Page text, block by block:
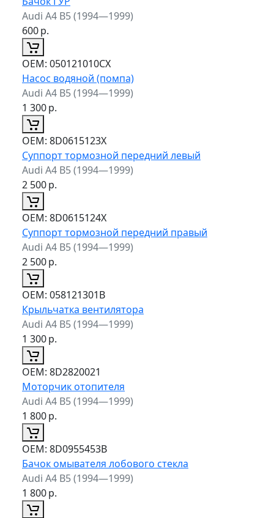
Audi A4 B5 (1994—1999)
600р.
ОЕМ: 050121010CX
Насос водяной (помпа)
Audi A4 B5 (1994—1999)
1 300р.
ОЕМ: 8D0615123X
Суппорт тормозной передний левый
Audi A4 B5 (1994—1999)
2 500р.
ОЕМ: 8D0615124X
Суппорт тормозной передний правый
Audi A4 B5 (1994—1999)
2 500р.
ОЕМ: 058121301B
Крыльчатка вентилятора
Audi A4 B5 (1994—1999)
1 300р.
ОЕМ: 8D2820021
Моторчик отопителя
Audi A4 B5 (1994—1999)
1 800р.
ОЕМ: 8D0955453B
Бачок омывателя лобового стекла
Audi A4 B5 (1994—1999)
1 800р.